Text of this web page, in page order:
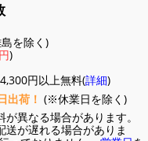
を除く)
)
円以上無料(詳細)
出荷！ (※休業日を除く)
異なる場合があります。
送が遅れる場合がありま